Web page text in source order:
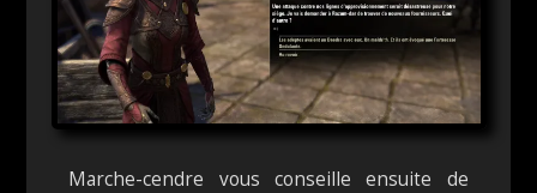
Marche-cendre vous conseille ensuite de